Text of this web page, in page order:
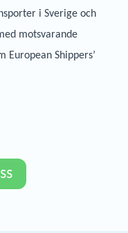
i Sverige och
motsvarande
Shippers’